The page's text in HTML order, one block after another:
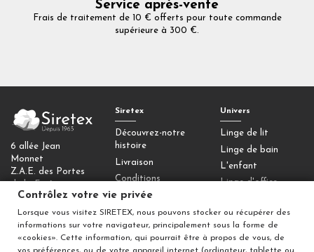
Service après-vente
Frais de traitement de 10 € offerts pour toute commande
supérieure à 300 €.
6 allée Jean
Monnet
Z.A.E. des Portes
77090 Collégien
Contactez-nous
Contrôlez votre
Siretex
Découvrez-notre
histoire
Livraison
Conditions
générales de vente
Mentions légales
Univers
Linge de lit
Linge de bain
L'enfant
Linge d'office
Déco
Contrôlez votre vie privée
Lorsque vous visitez SIRETEX, nous pouvons stocker ou récupérer des
informations sur votre navigateur, principalement sous la forme de
«cookies». Cette information, qui pourrait être à propos de vous, de